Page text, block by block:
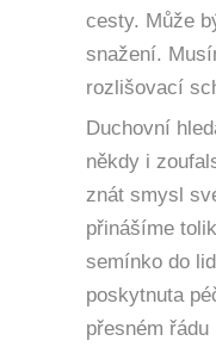
cesty. Může
snažení.
rozlišovací
Duchovní
někdy i
znát smysl
přinášíme
semínko do
poskytnuta
přesném